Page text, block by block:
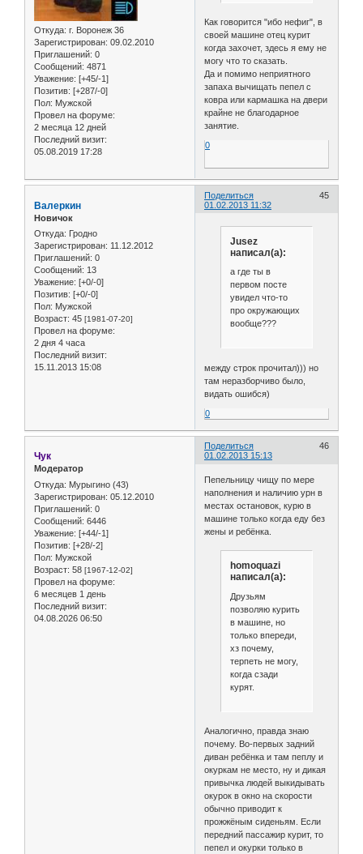
Откуда: г. Воронеж 36
Зарегистрирован: 09.02.2010
Приглашений: 0
Сообщений: 4871
Уважение: [+45/-1]
Позитив: [+287/-0]
Пол: Мужской
Провел на форуме:
2 месяца 12 дней
Последний визит:
05.08.2019 17:28
Как говорится "ибо нефиг", в
своей машине отец курит
когда захочет, здесь я ему не
могу что то сказать.
Да и помимо неприятного
запаха вычищать пепел с
ковра или кармашка на двери
крайне не благодарное
занятие.
0
Поделиться
45
01.02.2013 11:32
Валеркин
Новичок
Откуда: Гродно
Зарегистрирован: 11.12.2012
Приглашений: 0
Сообщений: 13
Уважение: [+0/-0]
Позитив: [+0/-0]
Пол: Мужской
Возраст: 45 [1981-07-20]
Провел на форуме:
2 дня 4 часа
Последний визит:
15.11.2013 15:08
Jusez
написал(а):
а где ты в
первом посте
увидел что-то
про окружающих
вообще???
между строк прочитал))) но
там неразборчиво было,
видать ошибся)
0
Поделиться
46
01.02.2013 15:13
Чук
Модератор
Откуда: Мурыгино (43)
Зарегистрирован: 05.12.2010
Приглашений: 0
Сообщений: 6446
Уважение: [+44/-1]
Позитив: [+28/-2]
Пол: Мужской
Возраст: 58 [1967-12-02]
Провел на форуме:
6 месяцев 1 день
Последний визит:
04.08.2026 06:50
Пепельницу чищу по мере
наполнения и наличию урн в
местах остановок, курю в
машине только когда еду без
жены и ребёнка.
homoquazi
написал(а):
Друзьям
позволяю курить
в машине, но
только впереди,
хз почему,
терпеть не могу,
когда сзади
курят.
Аналогично, правда знаю
почему. Во-первых задний
диван ребёнка и там пеплу и
окуркам не место, ну и дикая
привычка людей выкидывать
окурок в окно на скорости
обычно приводит к
прожжёным сиденьям. Если
передний пассажир курит, то
пепел и окурки только в